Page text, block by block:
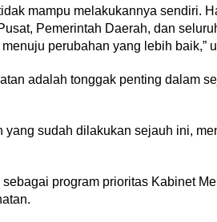
mampu melakukannya sendiri.
Pemerintah Daerah, dan
perubahan yang lebih baik,”
adalah tonggak penting dalam
yang sudah dilakukan sejauh ini,
sebagai program prioritas Kabinet